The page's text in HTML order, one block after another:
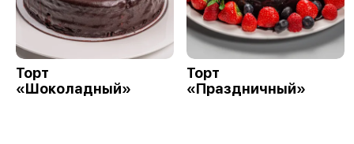
Торт
«Шоколадный»
Торт
«Праздничный»